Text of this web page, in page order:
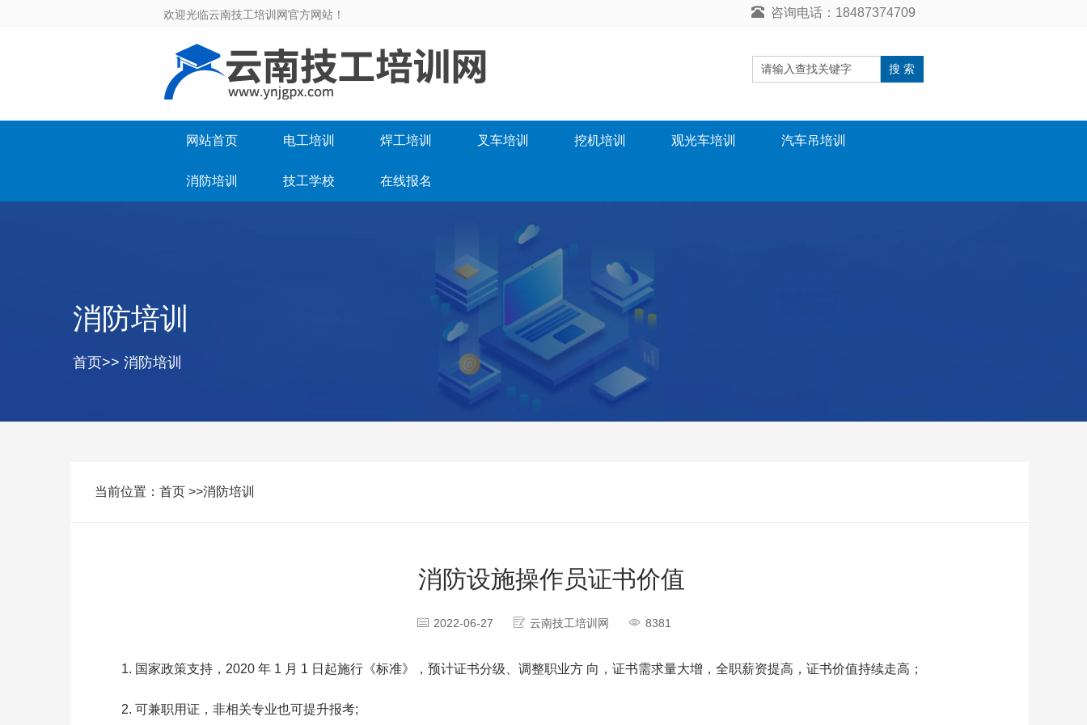
欢迎光临云南技工培训网官方网站！ 咨询电话：18487374709
搜 索
网站首页 电工培训 焊工培训 叉车培训 挖机培训 观光车培训 汽车吊培训
消防培训 技工学校 在线报名
消防培训
首页>> 消防培训
当前位置： 首页 >>消防培训
消防设施操作员证书价值
2022-06-27 云南技工培训网 8381
国家政策支持，2020 年 1 月 1 日起施行《标准》，预计证书分级、调整职业方 向，证书需求量大增，全职薪资提高，证书价值持续走高；
可兼职用证，非相关专业也可提升报考;